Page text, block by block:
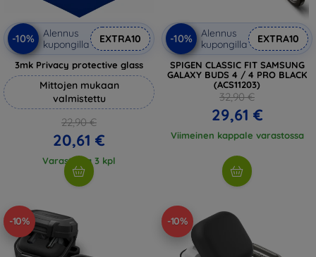
-10%
Alennus
kupongilla
EXTRA10
3mk Privacy protective glass
Mittojen mukaan
valmistettu
22,90 €
20,61 €
Varastossa 3 kpl
-10%
Alennus
kupongilla
EXTRA10
SPIGEN CLASSIC FIT SAMSUNG
GALAXY BUDS 4 / 4 PRO BLACK
(ACS11203)
32,90 €
29,61 €
Viimeinen kappale varastossa
-10% -10%